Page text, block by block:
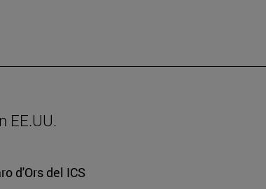
EE.UU.
d'Ors del ICS